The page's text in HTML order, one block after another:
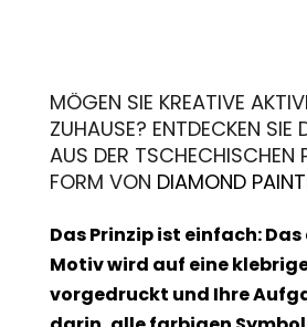
MÖGEN SIE KREATIVE
ZUHAUSE? ENTDECKEN SIE
AUS DER TSCHECHISCHEN
FORM VON DIAMOND
Das Prinzip ist einfach:
Motiv wird auf eine
vorgedruckt und Ihre